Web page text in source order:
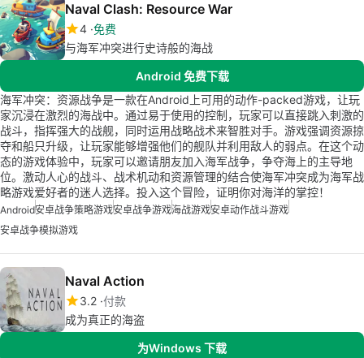
Naval Clash: Resource War
4 免费
与海军冲突进行史诗般的海战
Android 免费下载
海军冲突：资源战争是一款在Android上可用的动作-packed游戏，让玩
家沉浸在激烈的海战中。通过易于使用的控制，玩家可以直接跳入刺激的
战斗，指挥强大的战舰，同时运用战略战术来智胜对手。游戏强调资源掠
夺和船只升级，让玩家能够增强他们的舰队并利用敌人的弱点。在这个动
态的游戏体验中，玩家可以邀请朋友加入海军战争，争夺海上的主导地
位。激动人心的战斗、战术机动和资源管理的结合使海军冲突成为海军战
略游戏爱好者的迷人选择。投入这个冒险，证明你对海洋的掌控！
Android安卓战争策略游戏安卓战争游戏海战游戏安卓动作战斗游戏
安卓战争模拟游戏
Naval Action
3.2 付款
成为真正的海盗
为Windows 下载